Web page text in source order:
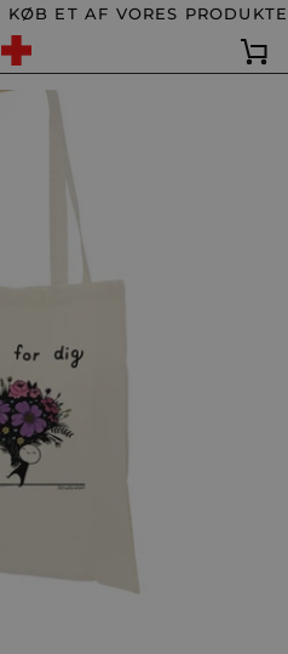
KØB ET AF VORES